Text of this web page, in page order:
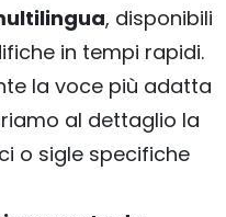
, disponibili
in tempi rapidi.
la voce più adatta
al dettaglio la
o sigle specifiche